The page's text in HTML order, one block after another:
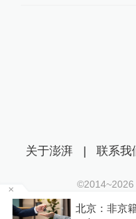
北京：非京
关于澎湃 | 联系我
©2014~2026
沪ICP证：沪B2-